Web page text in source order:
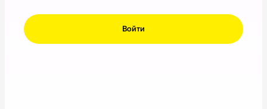
Войти